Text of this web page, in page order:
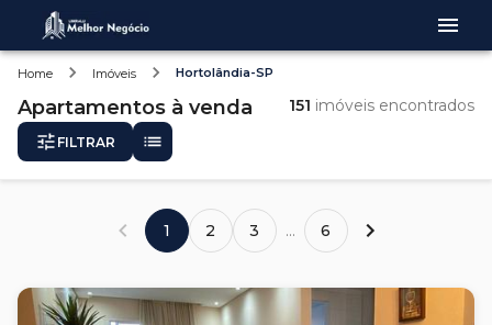
Home Imóveis Hortolândia-SP
Apartamentos à venda 151 imóveis encontrados
FILTRAR
1 2 3 ... 6